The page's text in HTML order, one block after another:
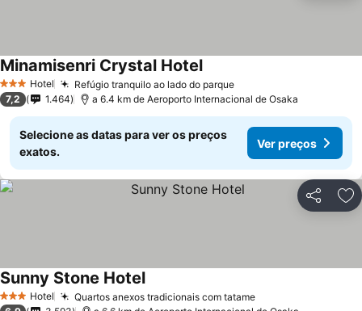
3 EstrelasHotel Refúgio tranquilo ao lado do parqueVer preços
Minamisenri Crystal HotelVer preços
7,2 1.464 a 6.4 km de Aeroporto Internacional de Osaka
Selecione as datas para ver os preços
exatos.
Ver preços
Partilhar
3 EstrelasHotel Quartos anexos tradicionais com tatameVer preços
Sunny Stone HotelVer preços